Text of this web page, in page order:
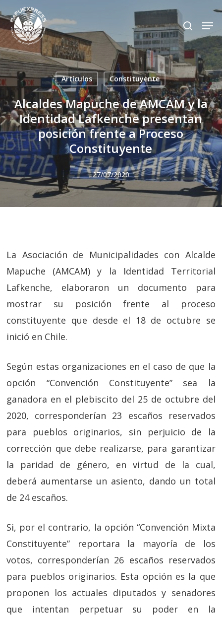
Skip
to
main
content
search
Artículos Constituyente
Alcaldes Mapuche de AMCAM y la
Identidad Lafkenche presentan
posición frente a Proceso
Constituyente
27/07/2020
La Asociación de Municipalidades con Alcalde
Mapuche (AMCAM) y la Identidad Territorial
Lafkenche, elaboraron un documento para
mostrar su posición frente al proceso
constituyente que desde el 18 de octubre se
inició en Chile.
Según estas organizaciones en el caso de que la
opción “Convención Constituyente” sea la
ganadora en el plebiscito del 25 de octubre del
2020, corresponderían 23 escaños reservados
para pueblos originarios, sin perjuicio de la
corrección que debe realizarse, para garantizar
la paridad de género, en virtud de la cual,
deberá aumentarse un asiento, dando un total
de 24 escaños.
Si, por el contrario, la opción “Convención Mixta
Constituyente” reportara la mayoría de los
votos, corresponderían 26 escaños reservados
para pueblos originarios. Esta opción es la que
proponen los actuales diputados y senadores
que intentan perpetuar su poder en la
Close
Menu